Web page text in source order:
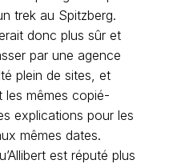
trek au Spitzberg.
donc plus sûr et
par une agence
plein de sites, et
les mêmes copié-
explications pour les
mêmes dates.
est réputé plus